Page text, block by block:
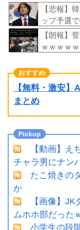
イトやっ
【悲報】
ップ予選
ぎにｗｗ
【朗報】
ｗｗｗｗ
【無料・激安
まとめ
【動画】え
チャラ男にナン
たこ焼きの
か
【画像】
ムホホ部だった
小学生の段